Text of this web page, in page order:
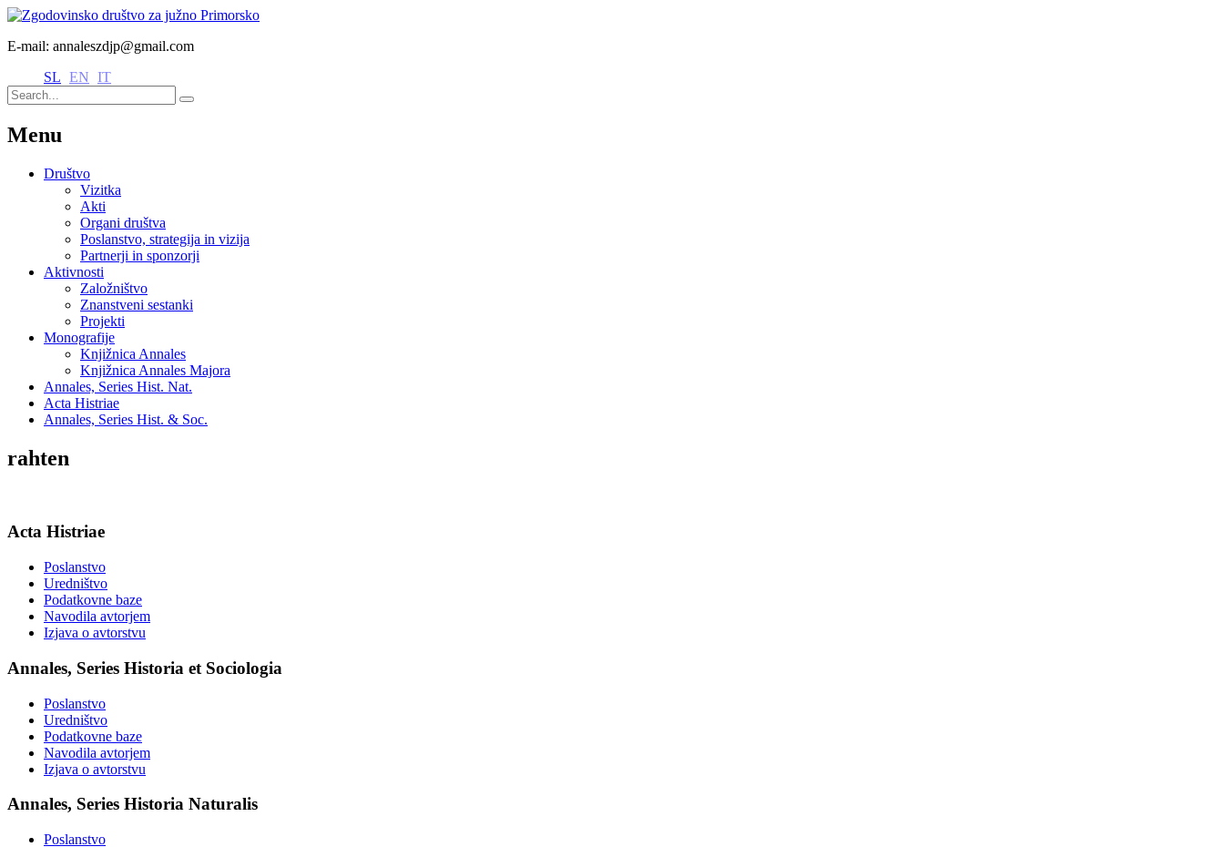
E-mail: annaleszdjp@gmail.com
SL EN IT
Menu
Društvo
Vizitka
Akti
Organi društva
Poslanstvo, strategija in vizija
Partnerji in sponzorji
Aktivnosti
Založništvo
Znanstveni sestanki
Projekti
Monografije
Knjižnica Annales
Knjižnica Annales Majora
Annales, Series Hist. Nat.
Acta Histriae
Annales, Series Hist. & Soc.
rahten
Acta Histriae
Poslanstvo
Uredništvo
Podatkovne baze
Navodila avtorjem
Izjava o avtorstvu
Annales, Series Historia et Sociologia
Poslanstvo
Uredništvo
Podatkovne baze
Navodila avtorjem
Izjava o avtorstvu
Annales, Series Historia Naturalis
Poslanstvo